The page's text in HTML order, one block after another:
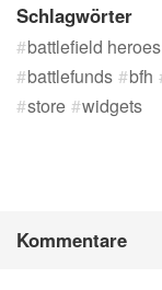
Schlagwörter
battlefield heroes
battlefunds
bfh
store
widgets
Kommentare